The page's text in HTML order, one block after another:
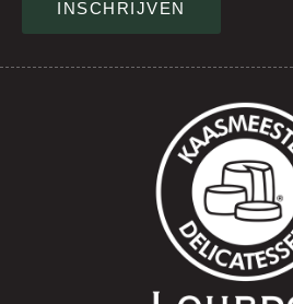
INSCHRIJVEN